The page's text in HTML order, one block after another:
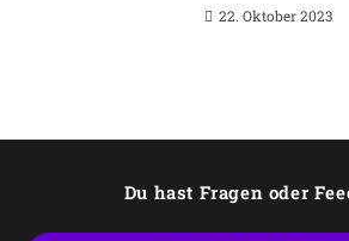
22. Oktober 2023
Du hast Fragen oder